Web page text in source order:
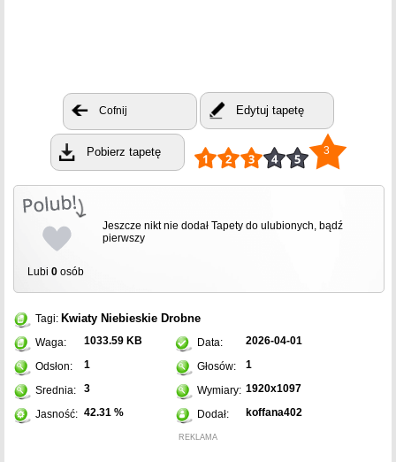
Cofnij Edytuj tapetę
Pobierz tapetę 3
Lubi 0 osób
Jeszcze nikt nie dodał Tapety do ulubionych, bądź
pierwszy
Tagi: Kwiaty Niebieskie Drobne
Waga: 1033.59 KB Data: 2026-04-01
Odsłon: 1 Głosów: 1
Srednia: 3 Wymiary: 1920x1097
Jasność: 42.31 % Dodał: koffana402
REKLAMA